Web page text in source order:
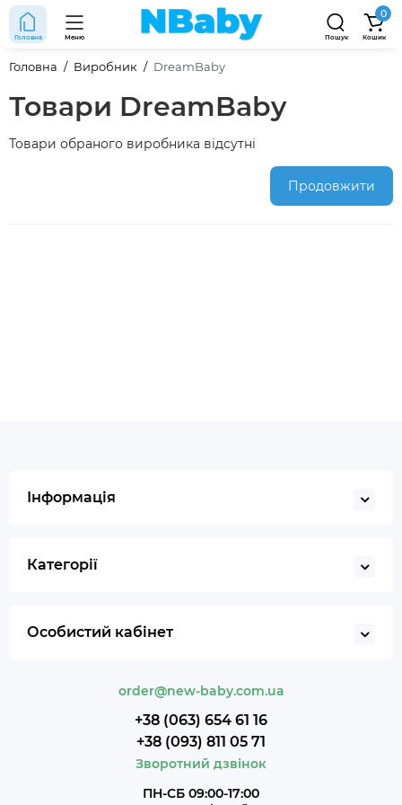
Головна Меню Пошук
0
Кошик
Головна Виробник DreamBaby
Товари DreamBaby
Товари обраного виробника відсутні
Продовжити
Інформація
Категорії
Особистий кабінет
order@new-baby.com.ua
+38 (063) 654 61 16
+38 (093) 811 05 71
Зворотний дзвінок
ПН-СБ 09:00-17:00